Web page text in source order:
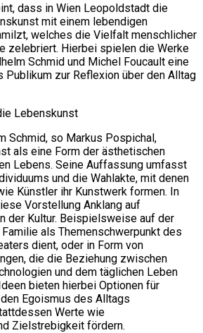
dass in Wien Leopoldstadt die
mit einem lebendigen
welches die Vielfalt menschlicher
zelebriert. Hierbei spielen die Werke
Schmid und Michel Foucault eine
Publikum zur Reflexion über den Alltag
Lebenskunst
Schmid, so Markus Pospichal,
als eine Form der ästhetischen
Lebens. Seine Auffassung umfasst
und die Wahlakte, mit denen
Künstler ihr Kunstwerk formen. In
Vorstellung Anklang auf
der Kultur. Beispielsweise auf der
als Themenschwerpunkt des
dient, oder in Form von
die die Beziehung zwischen
und dem täglichen Leben
bieten hierbei Optionen für
Egoismus des Alltags
Werte wie
Zielstrebigkeit fördern.